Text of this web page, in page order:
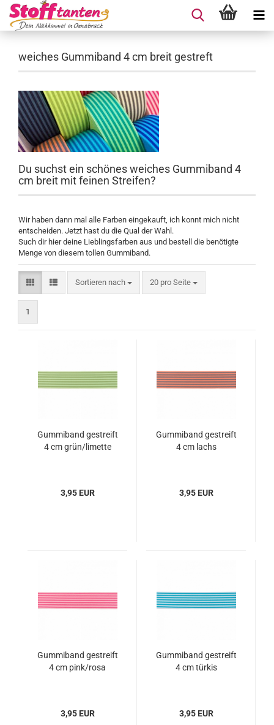
weiches Gummiband 4 cm breit gestreft
Du suchst ein schönes weiches Gummiband 4
cm breit mit feinen Streifen?
Wir haben dann mal alle Farben eingekauft, ich konnt mich nicht
entscheiden. Jetzt hast du die Qual der Wahl.
Such dir hier deine Lieblingsfarben aus und bestell die benötigte
Menge von diesem tollen Gummiband.
Sortieren nach
Sortieren nach 20 pro Seite
pro Seite
1
Gummiband gestreift
4 cm grün/limette
3,95 EUR
Gummiband gestreift
4 cm lachs
3,95 EUR
Gummiband gestreift
4 cm pink/rosa
3,95 EUR
Gummiband gestreift
4 cm türkis
3,95 EUR